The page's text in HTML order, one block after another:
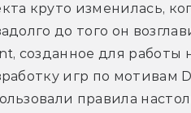
круто изменилась,
до того он
созданное для работы
игр по мотивам
правила